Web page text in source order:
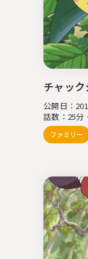
チャッ
公開日：
話数：25分
ファミリー